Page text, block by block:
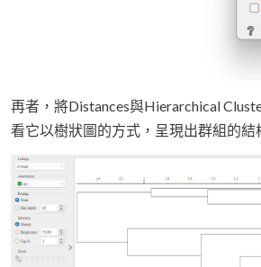
再者，將Distances與Hierarchical
看它以樹狀圖的方式，呈現出群組的結